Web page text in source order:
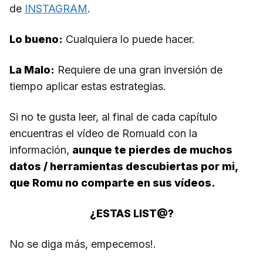
de INSTAGRAM.
Lo bueno: Cualquiera lo puede hacer.
La Malo: Requiere de una gran inversión de
tiempo aplicar estas estrategias.
Si no te gusta leer, al final de cada capítulo
encuentras el vídeo de Romuald con la
información, aunque te pierdes de muchos
datos / herramientas descubiertas por mi,
que Romu no comparte en sus vídeos.
¿ESTAS LIST@?
No se diga más, empecemos!.